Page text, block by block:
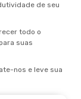
de seu
todo o
suas
nos e leve sua